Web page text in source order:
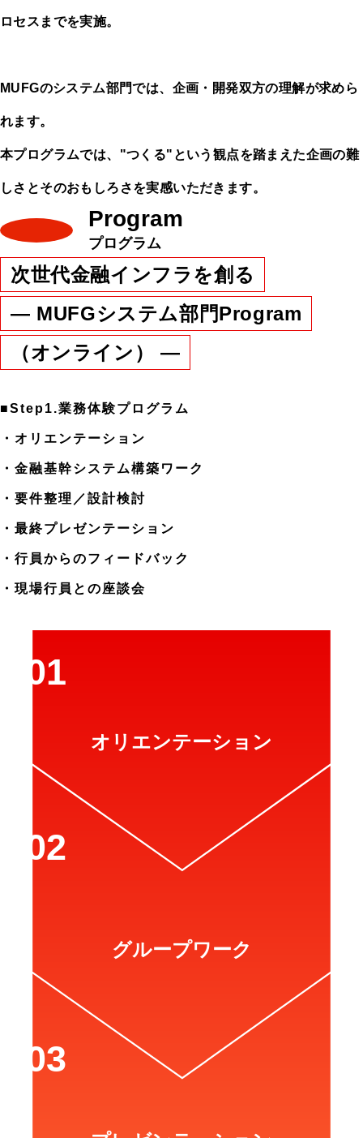
ロセスまでを実施。
MUFGのシステム部門では、企画・開発双方の理解が求めら
れます。
本プログラムでは、"つくる"という観点を踏まえた企画の難
しさとそのおもしろさを実感いただきます。
Program
プログラム
次世代金融インフラを創る
― MUFGシステム部門Program
（オンライン） ―
■Step1.業務体験プログラム
・オリエンテーション
・金融基幹システム構築ワーク
・要件整理／設計検討
・最終プレゼンテーション
・行員からのフィードバック
・現場行員との座談会
オリエンテーション
グループワーク